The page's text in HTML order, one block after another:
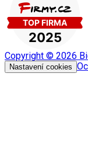
Copyright © 2026
Nastavení cookies